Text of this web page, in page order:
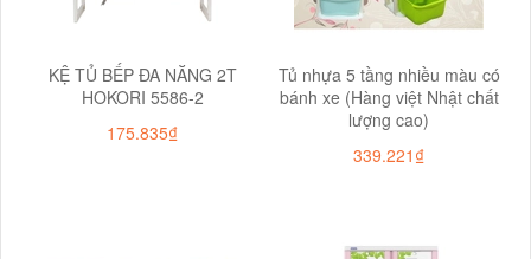
KỆ TỦ BẾP ĐA NĂNG 2T
HOKORI 5586-2
175.835₫
Tủ nhựa 5 tầng nhiều màu có
bánh xe (Hàng việt Nhật chất
lượng cao)
339.221₫